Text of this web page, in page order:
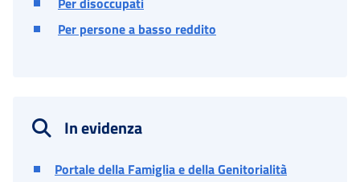
Per persone a basso reddito
In evidenza
Portale della Famiglia e della Genitorialità